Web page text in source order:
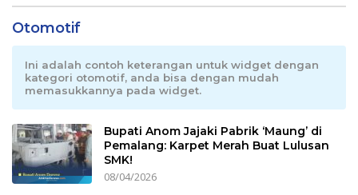
Otomotif
Ini adalah contoh keterangan untuk widget dengan
kategori otomotif, anda bisa dengan mudah
memasukkannya pada widget.
Bupati Anom Jajaki Pabrik ‘Maung’ di
Pemalang: Karpet Merah Buat Lulusan
SMK!
08/04/2026